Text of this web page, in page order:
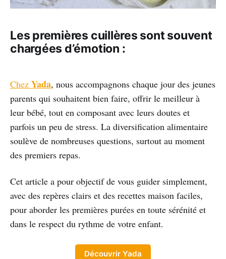
Les premières cuillères sont souvent
chargées d’émotion :
Chez Yada, nous accompagnons chaque jour des jeunes
parents qui souhaitent bien faire, offrir le meilleur à
leur bébé, tout en composant avec leurs doutes et
parfois un peu de stress. La diversification alimentaire
soulève de nombreuses questions, surtout au moment
des premiers repas.
Cet article a pour objectif de vous guider simplement,
avec des repères clairs et des recettes maison faciles,
pour aborder les premières purées en toute sérénité et
dans le respect du rythme de votre enfant.
Découvrir Yada